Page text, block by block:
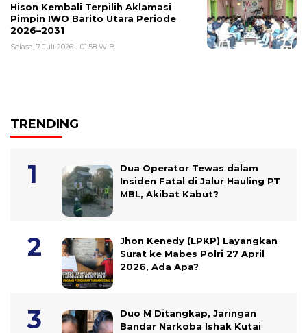
Hison Kembali Terpilih Aklamasi
Pimpin IWO Barito Utara Periode
2026–2031
Selasa, 7 Juli 2026 - 01:58 WIB
TRENDING
Dua Operator Tewas dalam
Insiden Fatal di Jalur Hauling PT
MBL, Akibat Kabut?
Jhon Kenedy (LPKP) Layangkan
Surat ke Mabes Polri 27 April
2026, Ada Apa?
Duo M Ditangkap, Jaringan
Bandar Narkoba Ishak Kutai